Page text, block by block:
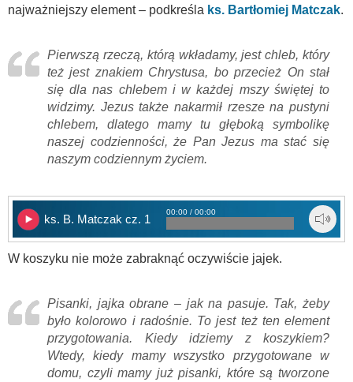
najważniejszy element – podkreśla ks. Bartłomiej Matczak.
Pierwszą rzeczą, którą wkładamy, jest chleb, który
też jest znakiem Chrystusa, bo przecież On stał
się dla nas chlebem i w każdej mszy świętej to
widzimy. Jezus także nakarmił rzesze na pustyni
chlebem, dlatego mamy tu głęboką symbolikę
naszej codzienności, że Pan Jezus ma stać się
naszym codziennym życiem.
ks. B. Matczak cz. 1
00:00 / 00:00
W koszyku nie może zabraknąć oczywiście jajek.
Pisanki, jajka obrane – jak na pasuje. Tak, żeby
było kolorowo i radośnie. To jest też ten element
przygotowania. Kiedy idziemy z koszykiem?
Wtedy, kiedy mamy wszystko przygotowane w
domu, czyli mamy już pisanki, które są tworzone